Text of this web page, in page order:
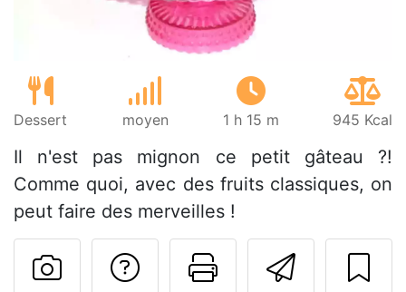
Dessert moyen 1 h 15 m 945 Kcal
Il n'est pas mignon ce petit gâteau ?!
Comme quoi, avec des fruits classiques, on
peut faire des merveilles !
Imprimer
Poser une